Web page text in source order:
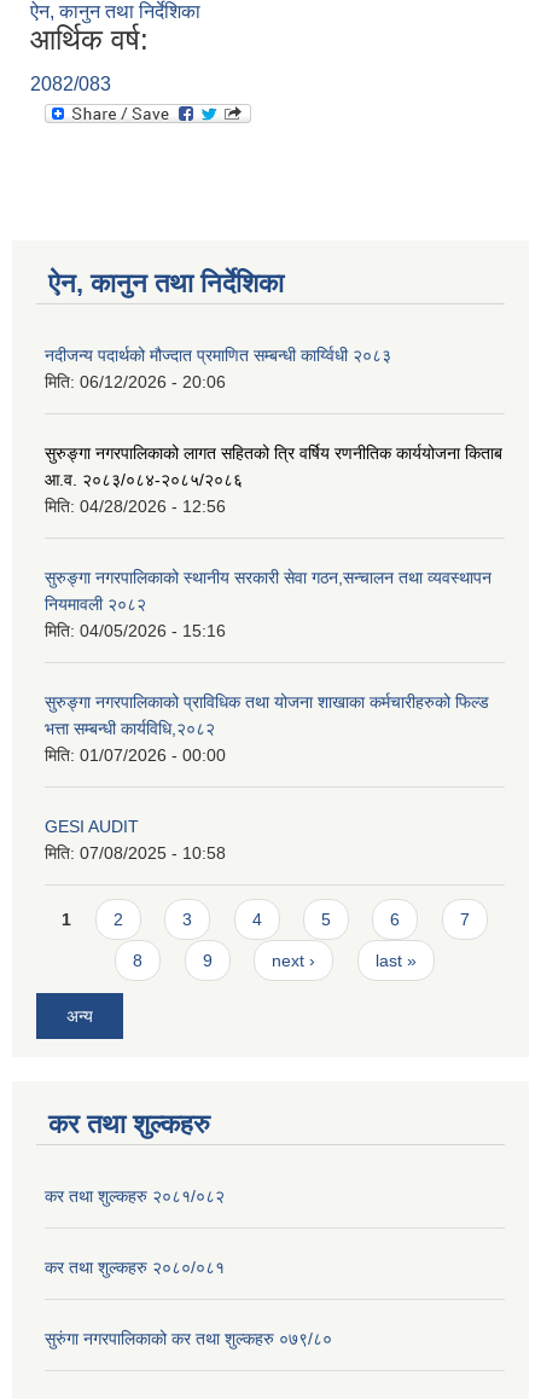
ऐन, कानुन तथा निर्देशिका
आर्थिक वर्ष:
2082/083
ऐन, कानुन तथा निर्देशिका
नदीजन्य पदार्थको मौज्दात प्रमाणित सम्बन्धी कार्य्विधी २०८३
मिति: 06/12/2026 - 20:06
सुरुङ्गा नगरपालिकाको लागत सहितको त्रि वर्षिय रणनीतिक कार्ययोजना किताब
आ.व. २०८३/०८४-२०८५/२०८६
मिति: 04/28/2026 - 12:56
सुरुङ्गा नगरपालिकाको स्थानीय सरकारी सेवा गठन,सन्चालन तथा व्यवस्थापन
नियमावली २०८२
मिति: 04/05/2026 - 15:16
सुरुङ्गा नगरपालिकाको प्राविधिक तथा योजना शाखाका कर्मचारीहरुको फिल्ड
भत्ता सम्बन्धी कार्यविधि,२०८२
मिति: 01/07/2026 - 00:00
GESI AUDIT
मिति: 07/08/2025 - 10:58
Pages
1 2 3 4 5 6 7
8 9 next › last »
अन्य
कर तथा शुल्कहरु
कर तथा शुल्कहरु २०८१/०८२
कर तथा शुल्कहरु २०८०/०८१
सुरुंगा नगरपालिकाको कर तथा शुल्कहरु ०७९/८०